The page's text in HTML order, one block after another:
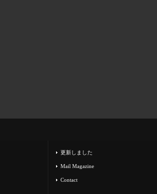
更新しました
Mail Magazine
Contact